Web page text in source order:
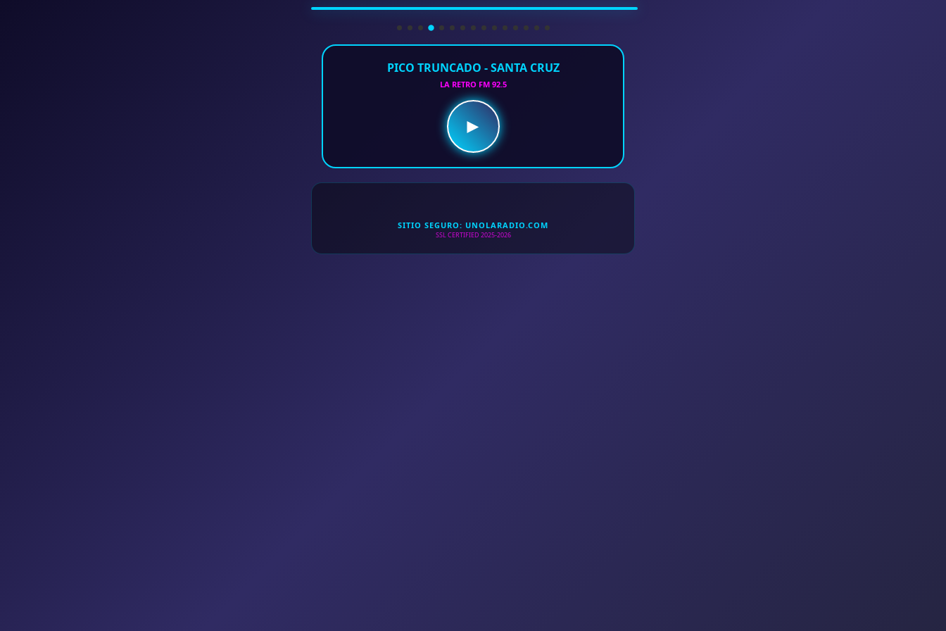
PICO TRUNCADO - SANTA CRUZ
LA RETRO FM 92.5
►
SITIO SEGURO: UNOLARADIO.COM
SSL CERTIFIED 2025-2026